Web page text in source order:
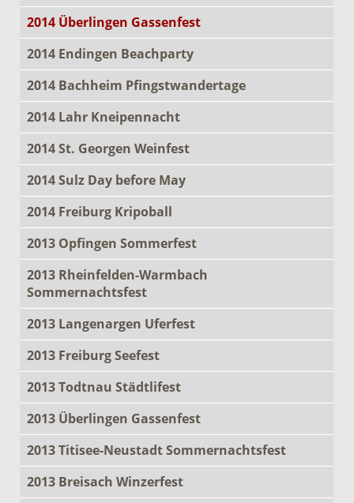
2014 Überlingen Gassenfest
2014 Endingen Beachparty
2014 Bachheim Pfingstwandertage
2014 Lahr Kneipennacht
2014 St. Georgen Weinfest
2014 Sulz Day before May
2014 Freiburg Kripoball
2013 Opfingen Sommerfest
2013 Rheinfelden-Warmbach
Sommernachtsfest
2013 Langenargen Uferfest
2013 Freiburg Seefest
2013 Todtnau Städtlifest
2013 Überlingen Gassenfest
2013 Titisee-Neustadt Sommernachtsfest
2013 Breisach Winzerfest